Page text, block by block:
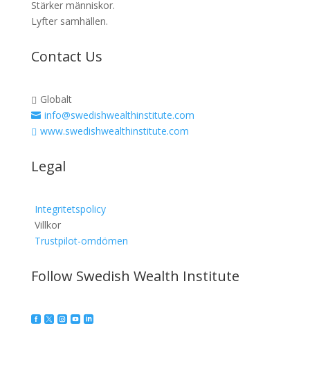
Stärker människor.
Lyfter samhällen.
Contact Us
 Globalt
 info@swedishwealthinstitute.com
 www.swedishwealthinstitute.com
Legal
Integritetspolicy
Villkor
Trustpilot-omdömen
Follow Swedish Wealth Institute
    